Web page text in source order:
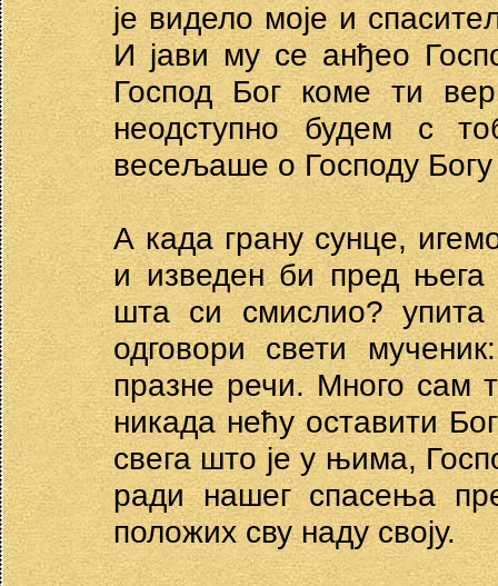
је видело моје и
И јави му се анђео
Господ Бог коме ти
неодступно будем с
весељаше о Господу
А када грану сунце,
и изведен би пред њега
шта си смислио?
одговори свети
празне речи. Много сам
никада нећу оставити
свега што је у њима,
ради нашег спасења
положих сву наду своју.